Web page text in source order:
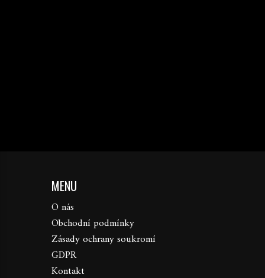
MENU
O nás
Obchodní podmínky
Zásady ochrany soukromí
GDPR
Kontakt